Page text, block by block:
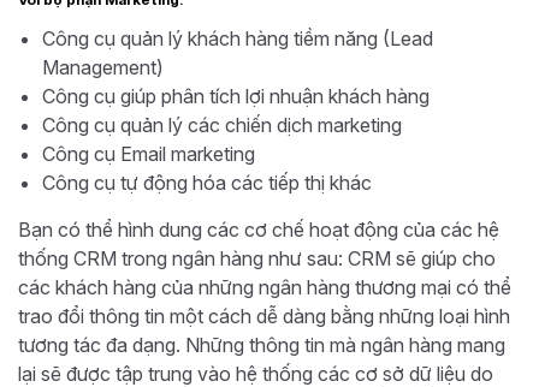
Công cụ quản lý khách hàng tiềm năng (Lead
Management)
Công cụ giúp phân tích lợi nhuận khách hàng
Công cụ quản lý các chiến dịch marketing
Công cụ Email marketing
Công cụ tự động hóa các tiếp thị khác
Bạn có thể hình dung các cơ chế hoạt động của các hệ
thống CRM trong ngân hàng như sau: CRM sẽ giúp cho
các khách hàng của những ngân hàng thương mại có thể
trao đổi thông tin một cách dễ dàng bằng những loại hình
tương tác đa dạng. Những thông tin mà ngân hàng mang
lại sẽ được tập trung vào hệ thống các cơ sở dữ liệu do